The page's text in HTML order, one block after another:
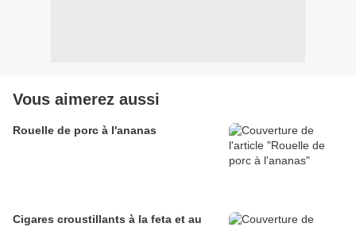
Vous aimerez aussi
Rouelle de porc à l'ananas
Cigares croustillants à la feta et au